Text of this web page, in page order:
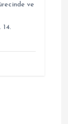
ve
14.